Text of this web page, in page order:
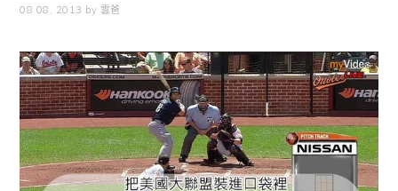
08 08, 2013 by 雲爸